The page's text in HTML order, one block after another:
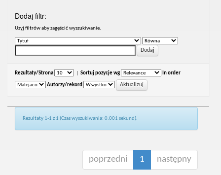
Dodaj filtr:
Uzyj filtrów aby zagęścić wyszukiwanie.
Rezultaty/Strona Sortuj pozycje wg In order
Autorzy/rekord
Rezultaty 1-1 z 1 (Czas wyszukiwania: 0.001 sekund).
poprzedni 1 następny